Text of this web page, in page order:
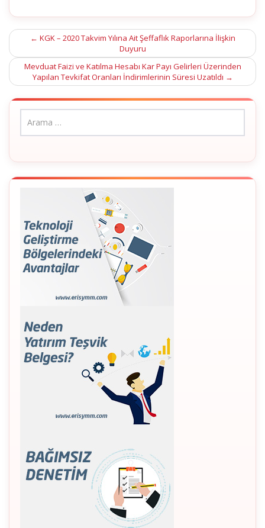
Post
navigation
← KGK – 2020 Takvim Yılına Ait Şeffaflık Raporlarına İlişkin
Duyuru
Mevduat Faizi ve Katılma Hesabı Kar Payı Gelirleri Üzerinden
Yapılan Tevkifat Oranları İndirimlerinin Süresi Uzatıldı →